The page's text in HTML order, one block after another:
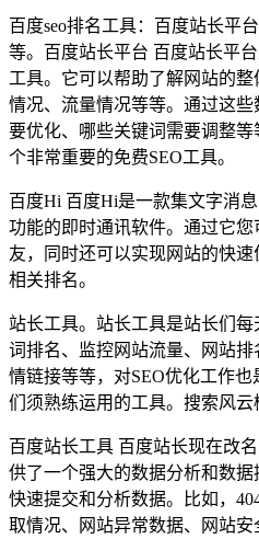
百度seo排名工具：百度站长平
等。百度站长平台 百度站长平
工具。它可以帮助了解网站的
情况、流量情况等等。通过这
要优化、哪些关键词需要调整
个非常重要的免费SEO工具。
百度Hi 百度Hi是一款集文字消
功能的即时通讯软件。通过它
友，同时还可以实现网站的快
相关排名。
站长工具。站长工具是站长们
词排名、监控网站流量、网站
情链接等等，对SEO优化工作
们须熟练运用的工具。搜索风云
百度站长工具 百度站长现在改
供了一个强大的数据分析和数
快速提交和分析数据。比如，
取情况、网站异常数据、网站